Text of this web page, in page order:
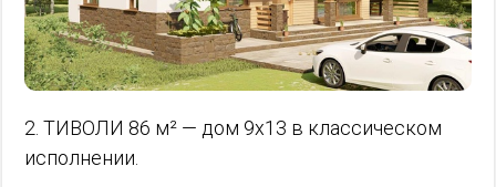
2. ТИВОЛИ 86 м² — дом 9х13 в классическом
исполнении.